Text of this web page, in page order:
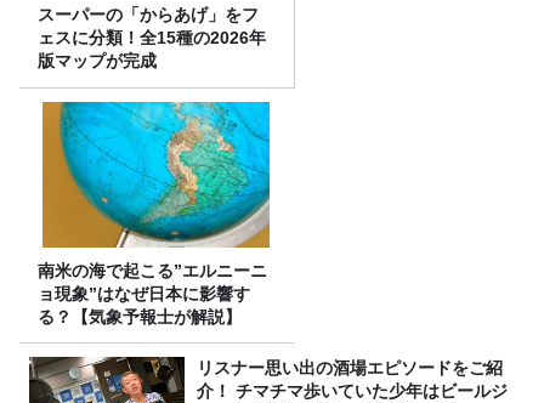
スーパーの「からあげ」をフ
ェスに分類！全15種の2026年
版マップが完成
南米の海で起こる”エルニーニ
ョ現象”はなぜ日本に影響す
る？【気象予報士が解説】
リスナー思い出の酒場エピソードをご紹
介！ チマチマ歩いていた少年はビールジ